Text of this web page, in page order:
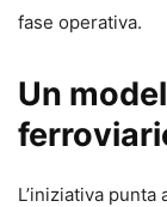
fase operativa.
Un
L’iniziativa